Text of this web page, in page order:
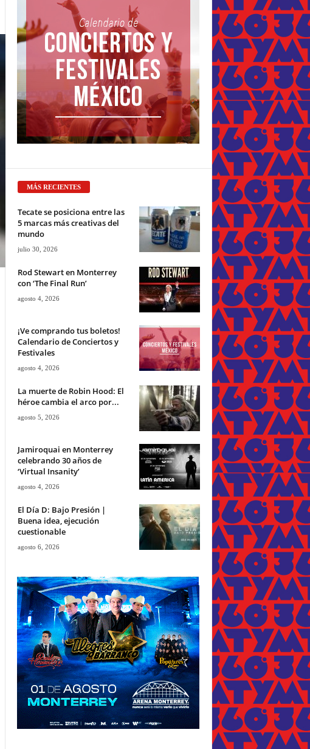
MÁS RECIENTES
Tecate se posiciona entre las
5 marcas más creativas del
mundo
julio 30, 2026
Rod Stewart en Monterrey
con ‘The Final Run’
agosto 4, 2026
¡Ve comprando tus boletos!
Calendario de Conciertos y
Festivales
agosto 4, 2026
La muerte de Robin Hood: El
héroe cambia el arco por...
agosto 5, 2026
Jamiroquai en Monterrey
celebrando 30 años de
‘Virtual Insanity’
agosto 4, 2026
El Día D: Bajo Presión |
Buena idea, ejecución
cuestionable
agosto 6, 2026